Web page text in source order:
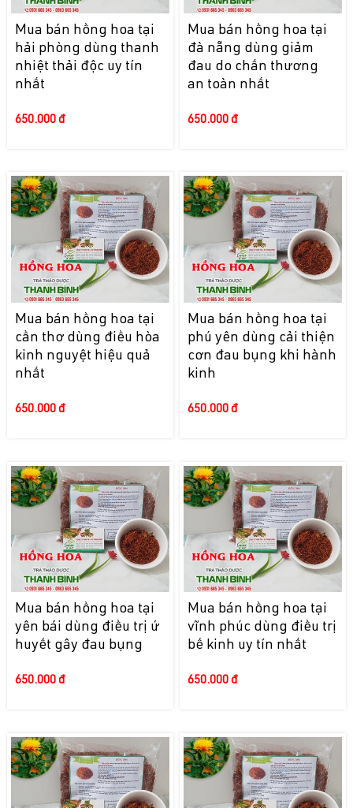
Mua bán hồng hoa tại
hải phòng dùng thanh
nhiệt thải độc uy tín
nhất
650.000 đ
Mua bán hồng hoa tại
đà nẵng dùng giảm
đau do chấn thương
an toàn nhất
650.000 đ
Mua bán hồng hoa tại
cần thơ dùng điều hòa
kinh nguyệt hiệu quả
nhất
650.000 đ
Mua bán hồng hoa tại
phú yên dùng cải thiện
cơn đau bụng khi hành
kinh
650.000 đ
Mua bán hồng hoa tại
yên bái dùng điều trị ứ
huyết gây đau bụng
650.000 đ
Mua bán hồng hoa tại
vĩnh phúc dùng điều trị
bế kinh uy tín nhất
650.000 đ